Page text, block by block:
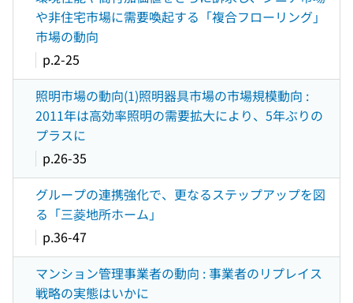
や非住宅市場に需要喚起する「複合フローリング」
市場の動向
p.2-25
照明市場の動向(1)照明器具市場の市場規模動向 :
2011年は高効率照明の需要拡大により、5年ぶりの
プラスに
p.26-35
グループの連携強化で、更なるステップアップを図
る「三菱地所ホーム」
p.36-47
マンション管理事業者の動向 : 事業者のリプレイス
戦略の実態はいかに